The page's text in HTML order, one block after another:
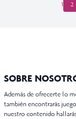
1 2
SOBRE
Además de ofrecerte lo
también encontrarás
nuestro contenido